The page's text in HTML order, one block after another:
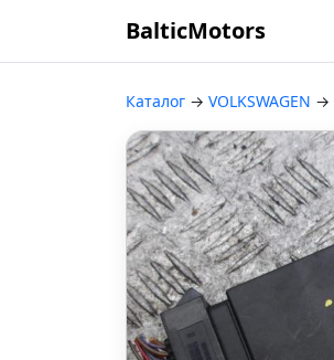
BalticMotors
Каталог → VOLKSWAGEN →